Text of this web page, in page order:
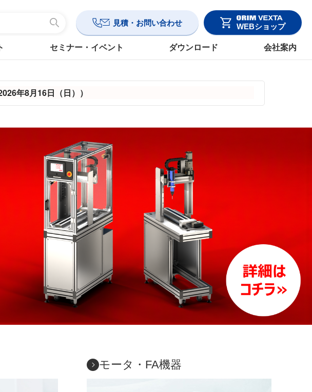
見積・お問い合わせ WEBショップ
セミナー・イベント ダウンロード 会社案内
年8月16日（日））
モータ・FA機器